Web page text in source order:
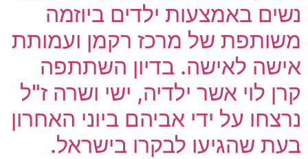
נשים באמצעות ילדים ביוזמה
משותפת של מרכז רקמן ועמותת
אישה לאישה. בדיון השתתפה
קרן לוי אשר ילדיה, ישי ושרה ז"ל
נרצחו על ידי אביהם ביוני האחרון
בעת שהגיעו לבקרו בישראל.